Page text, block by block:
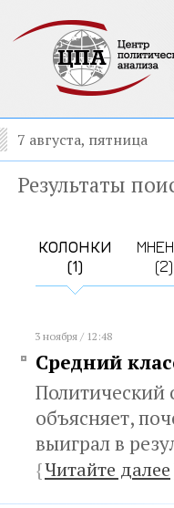
7 августа, пятница
Результаты
КОЛОНКИ
(1)
(2)
3 ноября / 12:48
Средний
Политический
объясняет,
выиграл в
{Читайте далее